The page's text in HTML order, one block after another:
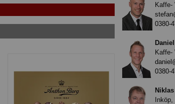
Kaffe-
0380-
Kaffe-
0380-